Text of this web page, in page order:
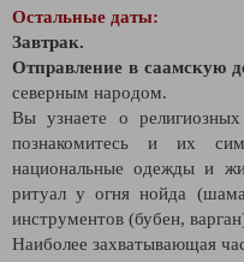
Остальные даты:
Завтрак.
Отправление в саамскую
северным народом.
Вы узнаете о
познакомитесь и их
национальные одежды и
ритуал у огня нойда
инструментов (бубен,
Наиболее захватывающая